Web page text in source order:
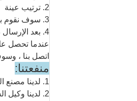
2. ترتيب عينة
3. سوف نقوم بالرد عليك لاستفسارك خلال 24 ساعة.
4. بعد الإرسال ، سنتعقب المنتجات لك مرة كل يومين ، حتى تحصل على المنتجات.
عندما تحصل
اتصل بنا ،
منفعتنا:
1. لدينا مصنع الخاصة بنا والعديد من المصانع الشريكة: المصنع مباشرة وجودة OEM.
2. لدينا وكيل الشحن المهنية الخاصة بنا: سرعة التسليم ، وخدمة جيدة.